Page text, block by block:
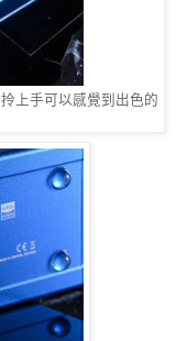
上手可以感覺到出色的